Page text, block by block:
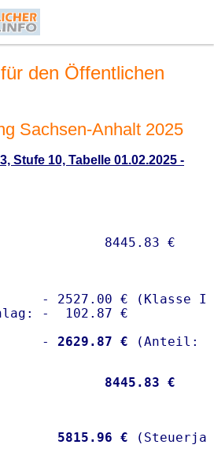
den Öffentlichen
Sachsen-Anhalt 2025
Stufe 10, Tabelle 01.02.2025 -
- 2527.00 € (Klasse I)
-  102.87 €
-
2629.87 €
8445.83 €
5815.96 €